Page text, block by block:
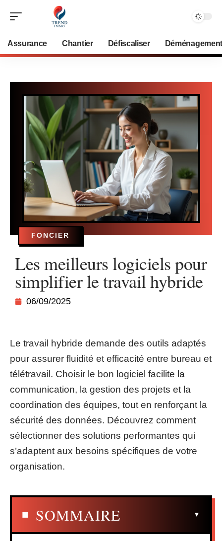
Assurance Chantier Défiscaliser Déménagement
FONCIER
Les meilleurs logiciels pour
simplifier le travail hybride
06/09/2025
Le travail hybride demande des outils adaptés
pour assurer fluidité et efficacité entre bureau et
télétravail. Choisir le bon logiciel facilite la
communication, la gestion des projets et la
coordination des équipes, tout en renforçant la
sécurité des données. Découvrez comment
sélectionner des solutions performantes qui
s’adaptent aux besoins spécifiques de votre
organisation.
SOMMAIRE